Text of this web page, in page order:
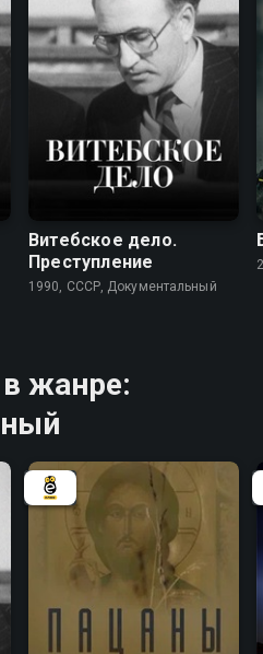
Витебское дело.
Преступление
1990, СССР, Документальный
жанре: